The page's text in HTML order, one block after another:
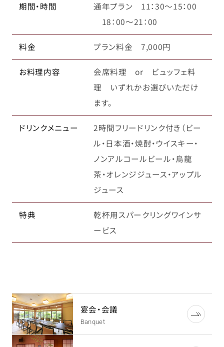
期間・時間
通年プラン 11：30～15：00
18：00～21：00
料金 プラン料金 7,000円
お料理内容
会席料理 or ビュッフェ料
理 いずれかお選びいただけ
ます。
ドリンクメニュー
2時間フリードリンク付き（ビー
ル・日本酒・焼酎・ウイスキー・
ノンアルコールビール・烏龍
茶・オレンジジュース・アップル
ジュース
特典
乾杯用スパークリングワインサ
ービス
宴会・会議
Banquet